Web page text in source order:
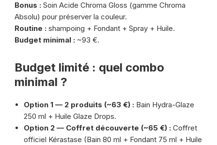
Bonus : Soin Acide Chroma Gloss (gamme Chroma
Absolu) pour préserver la couleur.
Routine : shampoing + Fondant + Spray + Huile.
Budget minimal : ~93 €.
Budget limité : quel combo
minimal ?
Option 1 — 2 produits (~63 €) : Bain Hydra-Glaze
250 ml + Huile Glaze Drops.
Option 2 — Coffret découverte (~65 €) : Coffret
officiel Kérastase (Bain 80 ml + Fondant 75 ml + Huile